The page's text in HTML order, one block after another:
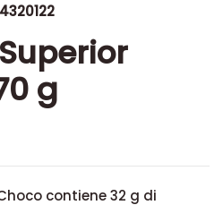
g
contiene 32 g di